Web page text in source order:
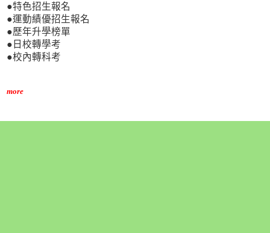
●特色招生報名
●運動績優招生報名
●歷年升學榜單
●日校轉學考
●校內轉科考
more